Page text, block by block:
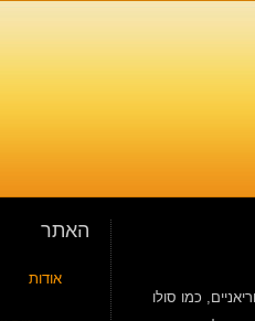
כמו סולו
האתר
אודות